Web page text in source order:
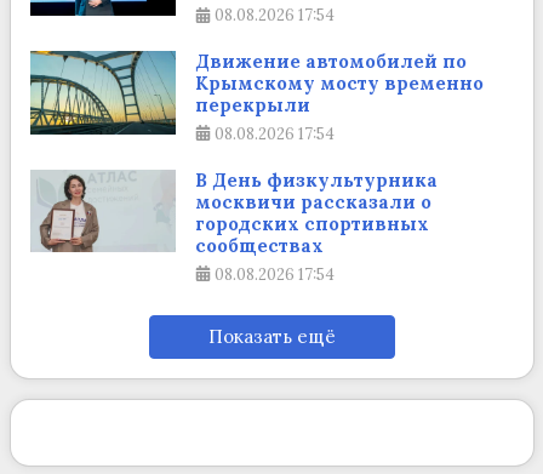
08.08.2026 17:54
Движение автомобилей по
Крымскому мосту временно
перекрыли
08.08.2026 17:54
В День физкультурника
москвичи рассказали о
городских спортивных
сообществах
08.08.2026 17:54
Показать ещё